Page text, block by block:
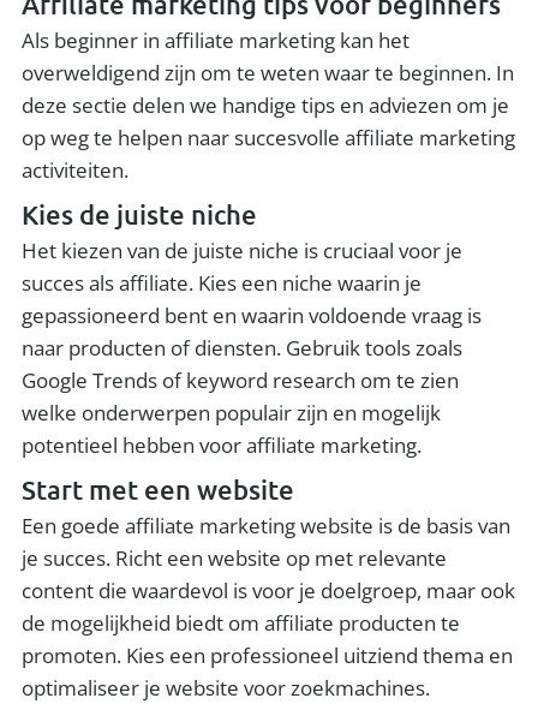
Als beginner in affiliate marketing kan het
overweldigend zijn om te weten waar te beginnen. In
deze sectie delen we handige tips en adviezen om je
op weg te helpen naar succesvolle affiliate marketing
activiteiten.
Kies de juiste niche
Het kiezen van de juiste niche is cruciaal voor je
succes als affiliate. Kies een niche waarin je
gepassioneerd bent en waarin voldoende vraag is
naar producten of diensten. Gebruik tools zoals
Google Trends of keyword research om te zien
welke onderwerpen populair zijn en mogelijk
potentieel hebben voor affiliate marketing.
Start met een website
Een goede affiliate marketing website is de basis van
je succes. Richt een website op met relevante
content die waardevol is voor je doelgroep, maar ook
de mogelijkheid biedt om affiliate producten te
promoten. Kies een professioneel uitziend thema en
optimaliseer je website voor zoekmachines.